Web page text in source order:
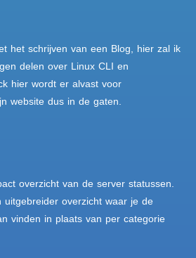
het schrijven van een Blog, hier zal ik
delen over Linux CLI en
hier wordt er alvast voor
website dus in de gaten.
overzicht van de server statussen.
overzicht waar je de
vinden in plaats van per categorie